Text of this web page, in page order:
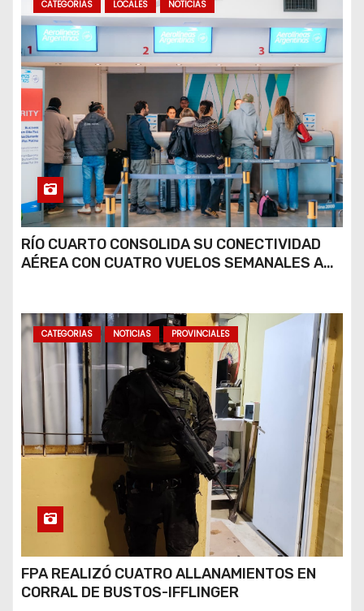
CATEGORIAS LOCALES NOTICIAS
RÍO CUARTO CONSOLIDA SU CONECTIVIDAD
AÉREA CON CUATRO VUELOS SEMANALES A
CATEGORIAS NOTICIAS PROVINCIALES
FPA REALIZÓ CUATRO ALLANAMIENTOS EN
CORRAL DE BUSTOS-IFFLINGER